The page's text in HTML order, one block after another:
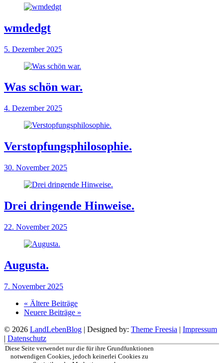
wmdedgt
5. Dezember 2025
Was schön war.
4. Dezember 2025
Verstopfungsphilosophie.
30. November 2025
Drei dringende Hinweise.
22. November 2025
Augusta.
7. November 2025
« Ältere Beiträge
Neuere Beiträge »
© 2026 LandLebenBlog | Designed by: Theme Freesia | Impressum
| Datenschutz
Nach
oben
Diese Seite verwendet nur die für ihre Grundfunktionen
notwendigen Cookies, jedoch keinerlei Cookies zu